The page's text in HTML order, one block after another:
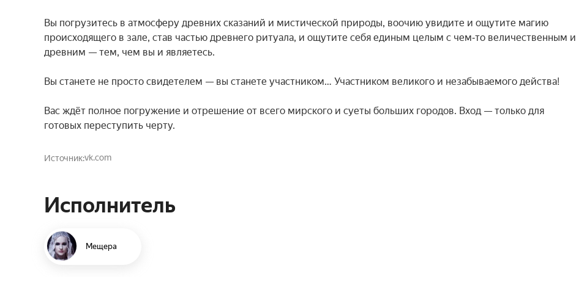
Вы погрузитесь в атмосферу древних сказаний и мистической природы, воочию увидите и ощутите магию
происходящего в зале, став частью древнего ритуала, и ощутите себя единым целым с чем‑то величественным и
древним — тем, чем вы и являетесь.
Вы станете не просто свидетелем — вы станете участником… Участником великого и незабываемого действа!
Вас ждёт полное погружение и отрешение от всего мирского и суеты больших городов. Вход — только для
готовых переступить черту.
Источникvk.com
Исполнитель
Мещера